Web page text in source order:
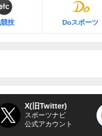
技 Doスポーツ
X(旧Twitter)
スポーツナビ
公式アカウント